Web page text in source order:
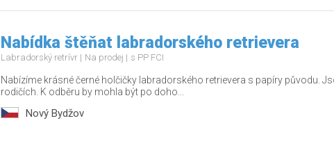
Nabídka štěňat labradorského retrievera
Labradorský retrívr Na prodej s PP FCI
Nabízíme krásné černé holčičky labradorského retrievera s papíry původu.
rodičích. K odběru by mohla být po doho...
Nový Bydžov